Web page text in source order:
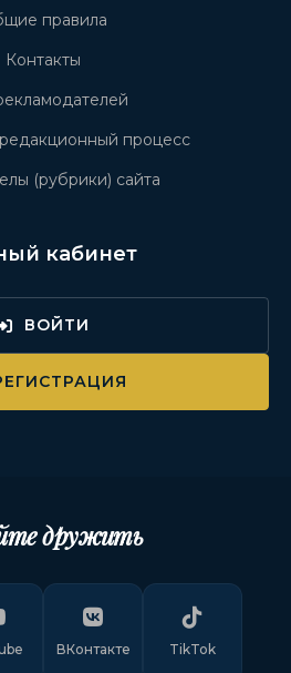
правила
Контакты
процесс
(рубрики) сайта
кабинет
ВОЙТИ
дружить
ВКонтакте TikTok